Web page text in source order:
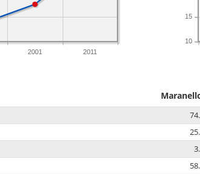
2001 2011
10
15